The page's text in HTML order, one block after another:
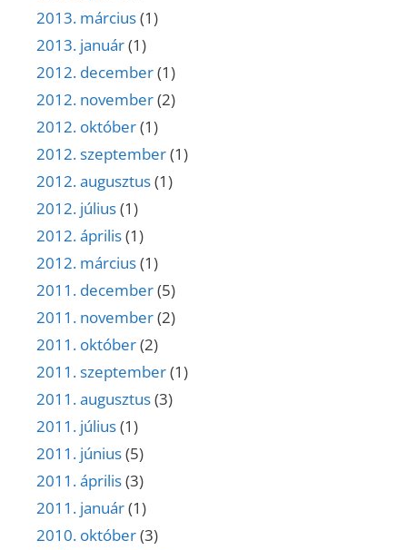
2013. március(1)
2013. január(1)
2012. december(1)
2012. november(2)
2012. október(1)
2012. szeptember(1)
2012. augusztus(1)
2012. július(1)
2012. április(1)
2012. március(1)
2011. december(5)
2011. november(2)
2011. október(2)
2011. szeptember(1)
2011. augusztus(3)
2011. július(1)
2011. június(5)
2011. április(3)
2011. január(1)
2010. október(3)